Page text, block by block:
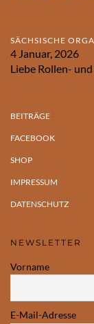
SÄCHSISCHE
4 Januar, 2026
Liebe Rollen-
BEITRÄGE
FACEBOOK
SHOP
IMPRESSUM
DATENSCHUTZ
NEWSLETTER
Vorname
E-Mail-Adresse